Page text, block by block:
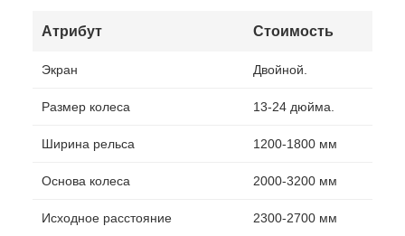
Атрибут Стоимость
Экран Двойной.
Размер колеса 13-24 дюйма.
Ширина рельса 1200-1800 мм
Основа колеса 2000-3200 мм
Исходное расстояние 2300-2700 мм